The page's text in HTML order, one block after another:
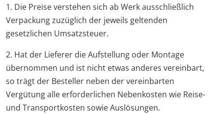
1. Die Preise verstehen sich ab Werk ausschließlich
Verpackung zuzüglich der jeweils geltenden
gesetzlichen Umsatzsteuer.
2. Hat der Lieferer die Aufstellung oder Montage
übernommen und ist nicht etwas anderes vereinbart,
so trägt der Besteller neben der vereinbarten
Vergütung alle erforderlichen Nebenkosten wie Reise-
und Transportkosten sowie Auslösungen.